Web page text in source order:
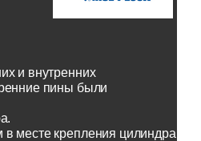
и внутренних
пины были
месте крепления цилиндра